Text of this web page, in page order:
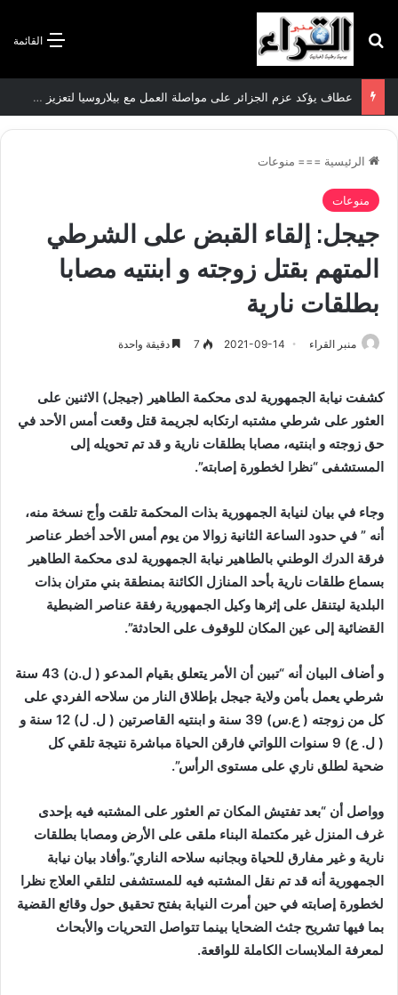
القائمة بحث عن
عطاف يؤكد عزم الجزائر على مواصلة العمل مع بيلاروسيا لتعزيز العلاقات الثنائية
الرئيسية === منوعات
منوعات
جيجل: إلقاء القبض على الشرطي
المتهم بقتل زوجته و ابنتيه مصابا
بطلقات نارية
منبر القراء 2021-09-14
7 دقيقة واحدة
كشفت نيابة الجمهورية لدى محكمة الطاهير (جيجل) الاثنين على
العثور على شرطي مشتبه ارتكابه لجريمة قتل وقعت أمس الأحد في
حق زوجته و ابنتيه، مصابا بطلقات نارية و قد تم تحويله إلى
المستشفى “نظرا لخطورة إصابته”.
وجاء في بيان لنيابة الجمهورية بذات المحكمة تلقت وأج نسخة منه،
أنه ” في حدود الساعة الثانية زوالا من يوم أمس الأحد أخطر عناصر
فرقة الدرك الوطني بالطاهير نيابة الجمهورية لدى محكمة الطاهير
بسماع طلقات نارية بأحد المنازل الكائنة بمنطقة بني متران بذات
البلدية ليتنقل على إثرها وكيل الجمهورية رفقة عناصر الضبطية
القضائية إلى عين المكان للوقوف على الحادثة”.
و أضاف البيان أنه “تبين أن الأمر يتعلق بقيام المدعو ( ل.ن) 43 سنة
شرطي يعمل بأمن ولاية جيجل بإطلاق النار من سلاحه الفردي على
كل من زوجته ( ع.س) 39 سنة و ابنتيه القاصرتين ( ل. ل) 12 سنة و
( ل. ع) 9 سنوات اللواتي فارقن الحياة مباشرة نتيجة تلقي كل
ضحية لطلق ناري على مستوى الرأس”.
وواصل أن “بعد تفتيش المكان تم العثور على المشتبه فيه بإحدى
غرف المنزل غير مكتملة البناء ملقى على الأرض ومصابا بطلقات
نارية و غير مفارق للحياة وبجانبه سلاحه الناري”.وأفاد بيان نيابة
الجمهورية أنه قد تم نقل المشتبه فيه للمستشفى لتلقي العلاج نظرا
لخطورة إصابته في حين أمرت النيابة بفتح تحقيق حول وقائع القضية
بما فيها تشريح جثث الضحايا بينما تتواصل التحريات والأبحاث
لمعرفة الملابسات الكاملة للواقعة.